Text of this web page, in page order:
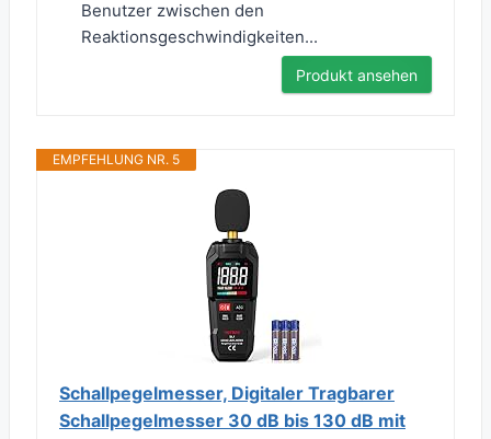
Benutzer zwischen den
Reaktionsgeschwindigkeiten...
Produkt ansehen
EMPFEHLUNG NR. 5
Schallpegelmesser, Digitaler Tragbarer
Schallpegelmesser 30 dB bis 130 dB mit